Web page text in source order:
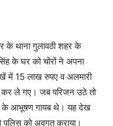
थाना गुलावठी शहर के
सिंह के घर को चोरों ने अपना
में 15 लाख रुपए व अलमारी
कर ले गए। जब परिजन उठे तो
के आभूषण गायब थे। यह देख
को अवगत कराया।